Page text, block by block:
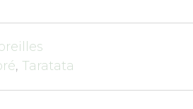
, Taratata